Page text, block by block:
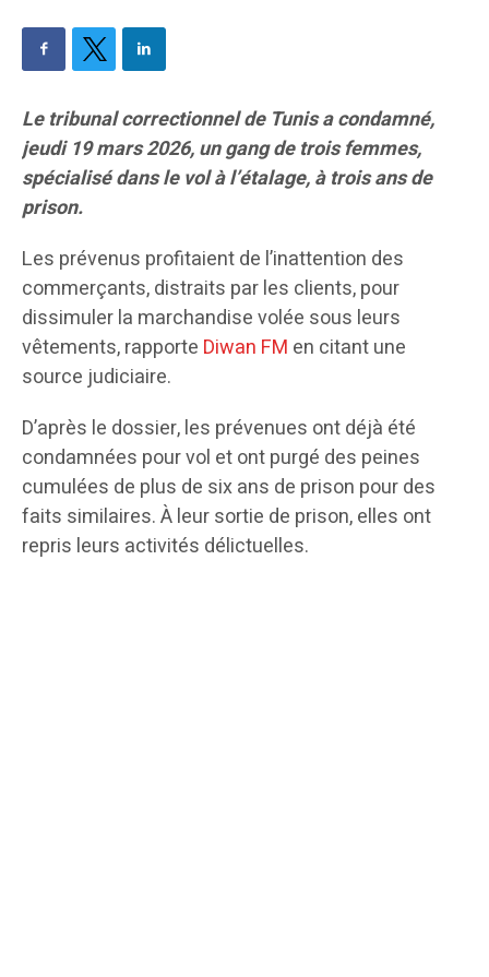
Le tribunal correctionnel de Tunis a condamné,
jeudi 19 mars 2026, un gang de trois femmes,
spécialisé dans le vol à l’étalage, à trois ans de
prison.
Les prévenus profitaient de l’inattention des
commerçants, distraits par les clients, pour
dissimuler la marchandise volée sous leurs
vêtements, rapporte Diwan FM en citant une
source judiciaire.
D’après le dossier, les prévenues ont déjà été
condamnées pour vol et ont purgé des peines
cumulées de plus de six ans de prison pour des
faits similaires. À leur sortie de prison, elles ont
repris leurs activités délictuelles.